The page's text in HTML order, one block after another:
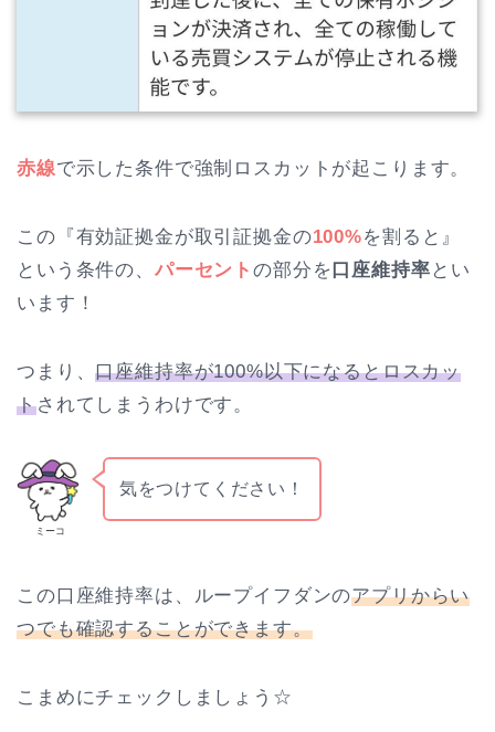
赤線で示した条件で強制ロスカットが起こります。
この『有効証拠金が取引証拠金の100%を割ると』
という条件の、 パーセントの部分を 口座維持率 とい
います！
つまり、口座維持率が100%以下になるとロスカッ
トされてしまうわけです。
ミーコ
気をつけてください！
この口座維持率は、ループイフダンのアプリからい
つでも確認することができます。
こまめにチェックしましょう☆